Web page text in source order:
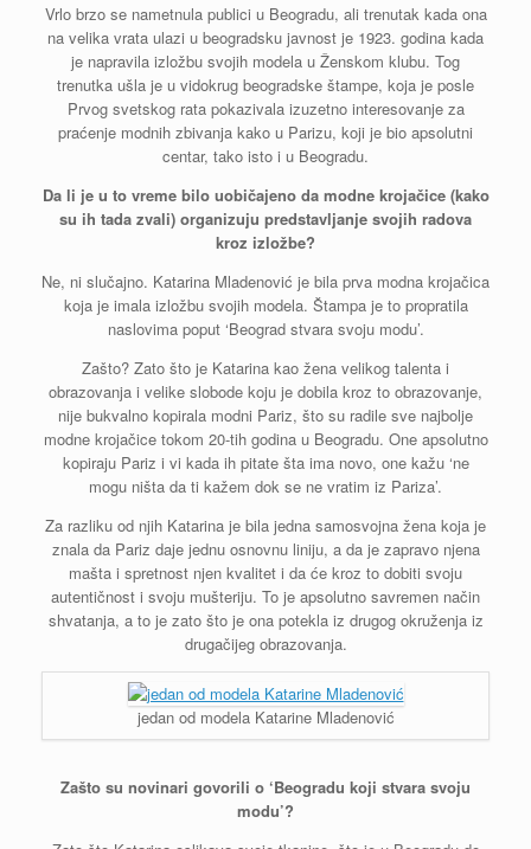
Vrlo brzo se nametnula publici u Beogradu, ali trenutak kada ona
na velika vrata ulazi u beogradsku javnost je 1923. godina kada
je napravila izložbu svojih modela u Ženskom klubu. Tog
trenutka ušla je u vidokrug beogradske štampe, koja je posle
Prvog svetskog rata pokazivala izuzetno interesovanje za
praćenje modnih zbivanja kako u Parizu, koji je bio apsolutni
centar, tako isto i u Beogradu.
Da li je u to vreme bilo uobičajeno da modne krojačice (kako
su ih tada zvali) organizuju predstavljanje svojih radova
kroz izložbe?
Ne, ni slučajno. Katarina Mladenović je bila prva modna krojačica
koja je imala izložbu svojih modela. Štampa je to propratila
naslovima poput ‘Beograd stvara svoju modu’.
Zašto? Zato što je Katarina kao žena velikog talenta i
obrazovanja i velike slobode koju je dobila kroz to obrazovanje,
nije bukvalno kopirala modni Pariz, što su radile sve najbolje
modne krojačice tokom 20-tih godina u Beogradu. One apsolutno
kopiraju Pariz i vi kada ih pitate šta ima novo, one kažu ‘ne
mogu ništa da ti kažem dok se ne vratim iz Pariza’.
Za razliku od njih Katarina je bila jedna samosvojna žena koja je
znala da Pariz daje jednu osnovnu liniju, a da je zapravo njena
mašta i spretnost njen kvalitet i da će kroz to dobiti svoju
autentičnost i svoju mušteriju. To je apsolutno savremen način
shvatanja, a to je zato što je ona potekla iz drugog okruženja iz
drugačijeg obrazovanja.
jedan od modela Katarine Mladenović
Zašto su novinari govorili o ‘Beogradu koji stvara svoju
modu’?